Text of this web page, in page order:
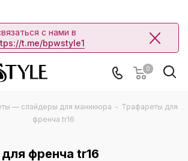
с нами в
t.me/bpwstyle1
0
— слайдеры для маникюра - Трафареты для
френча tr16
френча tr16